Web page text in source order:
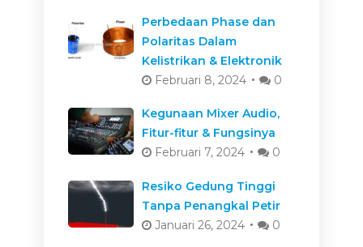
Perbedaan Phase dan
Polaritas Dalam
Kelistrikan & Elektronik
Februari 8, 2024
0
Kegunaan Mixer Audio,
Fitur-fitur & Fungsinya
Februari 7, 2024
0
Resiko Gedung Tinggi
Tanpa Penangkal Petir
Januari 26, 2024
0